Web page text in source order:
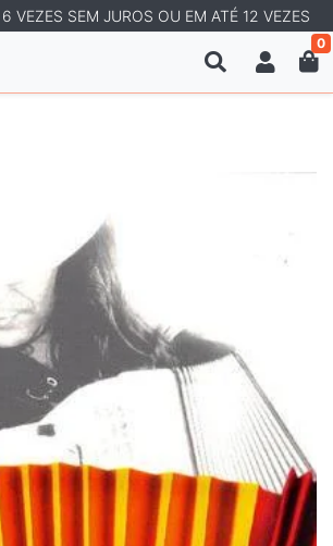
VEZES SEM JUROS OU EM ATÉ 12 VEZES
0